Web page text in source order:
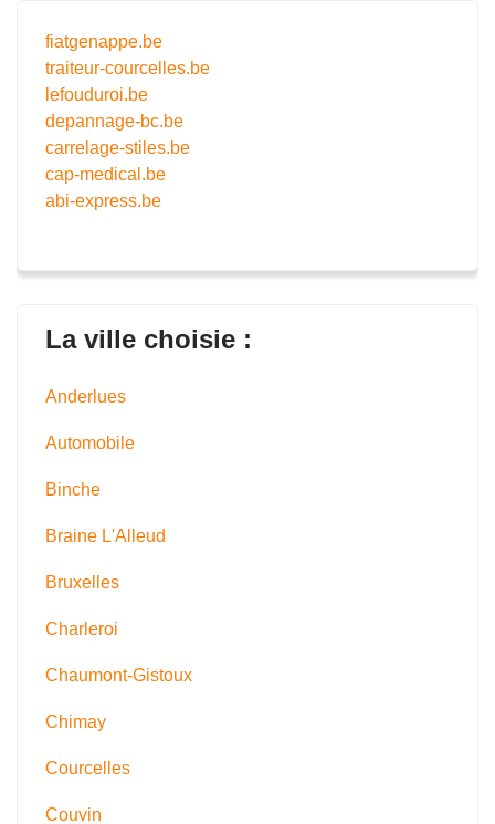
fiatgenappe.be
traiteur-courcelles.be
lefouduroi.be
depannage-bc.be
carrelage-stiles.be
cap-medical.be
abi-express.be
La ville choisie :
Anderlues
Automobile
Binche
Braine L'Alleud
Bruxelles
Charleroi
Chaumont-Gistoux
Chimay
Courcelles
Couvin